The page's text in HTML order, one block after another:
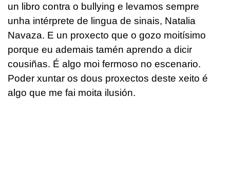
un libro contra o bullying e levamos sempre
unha intérprete de lingua de sinais, Natalia
Navaza. E un proxecto que o gozo moitísimo
porque eu ademais tamén aprendo a dicir
cousiñas. É algo moi fermoso no escenario.
Poder xuntar os dous proxectos deste xeito é
algo que me fai moita ilusión.